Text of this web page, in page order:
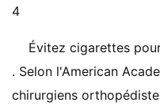
4
Évitez cigarettes
. Selon l'American
chirurgiens